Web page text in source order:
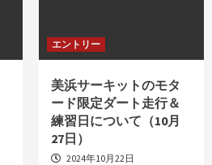
エントリー
美浜サーキットのモタ
ード限定ダート走行＆
練習日について（10月
27日）
2024年10月22日